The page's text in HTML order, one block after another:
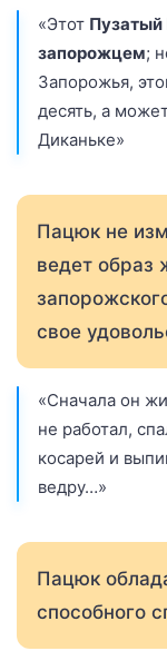
«Этот Пузатый
запорожцем;
Запорожья,
десять, а
Диканьке»
Пацюк не
ведет образ
свое
«Сначала он
не работал,
косарей и
ведру…»
Пацюк
способного